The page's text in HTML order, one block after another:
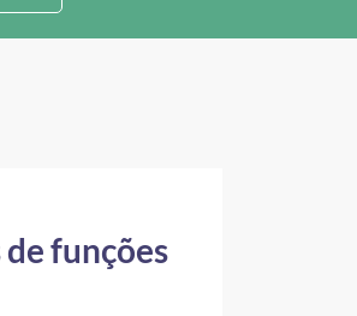
funções